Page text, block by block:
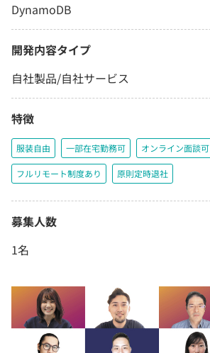
DynamoDB
開発内容タイプ
自社製品/自社サービス
特徴
服装自由 一部在宅勤務可 オンライン面談可
フルリモート制度あり 原則定時退社
募集人数
1名